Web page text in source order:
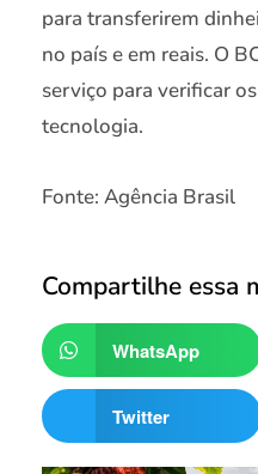
para transferirem
no país e em reais. O
serviço para verificar
tecnologia.
Fonte: Agência Brasil
Compartilhe essa
WhatsApp
Twitter